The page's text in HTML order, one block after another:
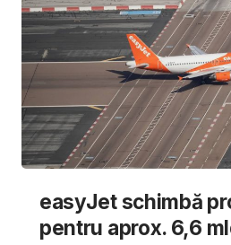
easyJet schimbă
pentru aprox. 6,6